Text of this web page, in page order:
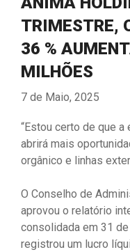
TRIMESTRE,
36 %
MILHÕES
7 de Maio, 2025
“Estou certo de que a
abrirá mais
orgânico e linhas
O Conselho de
aprovou o relatório
consolidada em 31
registrou um lucro